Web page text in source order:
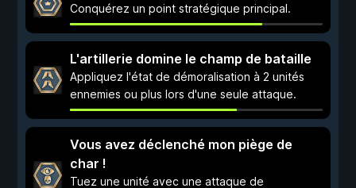
Conquérez un point stratégique principal.
L'artillerie domine le champ de bataille
Appliquez l'état de démoralisation à 2 unités
ennemies ou plus lors d'une seule attaque.
Vous avez déclenché mon piège de
char !
Tuez une unité avec une attaque de